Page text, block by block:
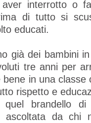
interrotto o
di tutto si
educati.
già dei bambini
tre anni per
in una classe
rispetto e
brandello di
da chi